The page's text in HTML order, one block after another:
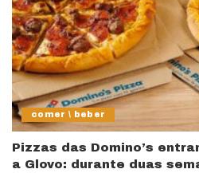
comer \ beber
Pizzas das Domino’s
a Glovo: durante duas